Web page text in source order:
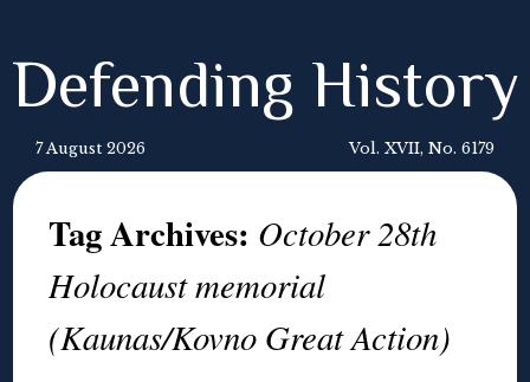
Defending History
7 August 2026 Vol. XVII, No. 6179
Tag Archives: October 28th
Holocaust memorial
(Kaunas/Kovno Great Action)